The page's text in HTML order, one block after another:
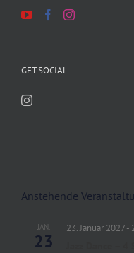
GET SOCIAL
Anstehende
JAN.
23
23. Januar 2027-